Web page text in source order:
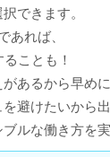
できます。
あれば、
ことも！
があるから早め
を避けたいから
ルな働き方を